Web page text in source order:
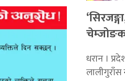
धरान ।